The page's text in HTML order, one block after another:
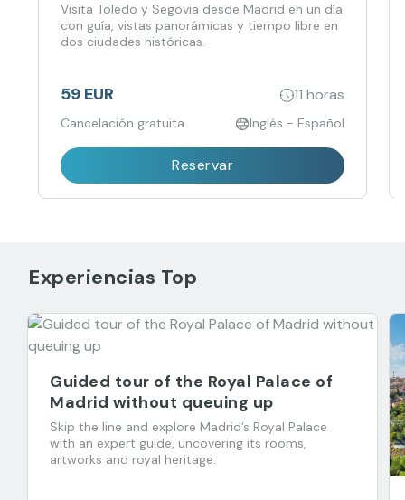
Visita Toledo y Segovia desde Madrid en un día
con guía, vistas panorámicas y tiempo libre en
dos ciudades históricas.
59 EUR 11 horas
Cancelación gratuita Inglés - Español
Reservar
Experiencias Top
Guided tour of the Royal Palace of
Madrid without queuing up
Skip the line and explore Madrid’s Royal Palace
with an expert guide, uncovering its rooms,
artworks and royal heritage.